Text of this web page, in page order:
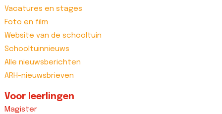
Vacatures en stages
Foto en film
Website van de schooltuin
Schooltuinnieuws
Alle nieuwsberichten
ARH-nieuwsbrieven
Voor leerlingen
Magister